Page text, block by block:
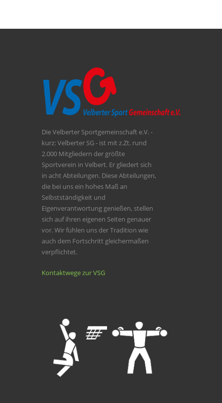
Die Velberter Sportgemeinschaft e.V. -
kurz: Velberter SG - ist mit z.Zt. rund
2.000 Mitgliedern der größte
Sportverein in Velbert. Er gliedert sich
in acht Abteilungen. Diese Abteilungen,
die bei uns ein hohes Maß an
Selbstständigkeit und
Eigenverantwortung genießen, stellen
sich auf ihren eigenen Seiten genauer
vor. Wir fühlen uns der Tradition wie
auch dem Fortschritt gleichermaßen
verpflichtet.
Kontaktwege zur VSG